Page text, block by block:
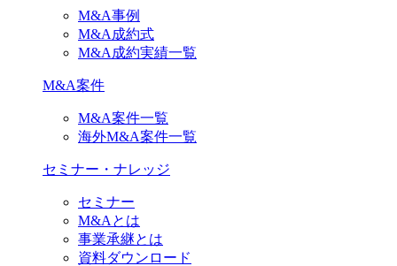
M&A事例
M&A成約式
M&A成約実績一覧
M&A案件
M&A案件一覧
海外M&A案件一覧
セミナー・ナレッジ
セミナー
M&Aとは
事業承継とは
資料ダウンロード